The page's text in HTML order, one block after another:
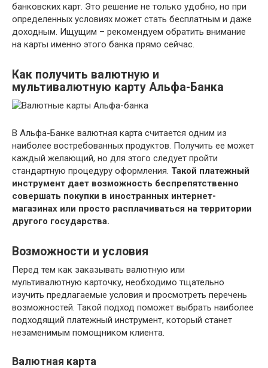
банковских карт. Это решение не только удобно, но при
определенных условиях может стать бесплатным и даже
доходным. Ищущим – рекомендуем обратить внимание
на карты именно этого банка прямо сейчас.
Как получить валютную и
мультивалютную карту Альфа-Банка
В Альфа-Банке валютная карта считается одним из
наиболее востребованных продуктов. Получить ее может
каждый желающий, но для этого следует пройти
стандартную процедуру оформления. Такой платежный
инструмент дает возможность беспрепятственно
совершать покупки в иностранных интернет-
магазинах или просто расплачиваться на территории
другого государства.
Возможности и условия
Перед тем как заказывать валютную или
мультивалютную карточку, необходимо тщательно
изучить предлагаемые условия и просмотреть перечень
возможностей. Такой подход поможет выбрать наиболее
подходящий платежный инструмент, который станет
незаменимым помощником клиента.
Валютная карта